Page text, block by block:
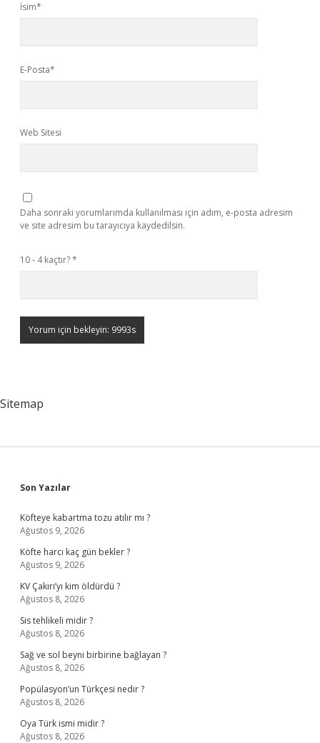
İsim*
E-Posta*
Web Sitesi
Daha sonraki yorumlarımda kullanılması için adım, e-posta adresim
ve site adresim bu tarayıcıya kaydedilsin.
10 - 4 kaçtır?*
Sitemap
Sidebar
Son Yazılar
Köfteye kabartma tozu atılır mı ?
Ağustos 9, 2026
Köfte harcı kaç gün bekler ?
Ağustos 9, 2026
KV Çakırı’yı kim öldürdü ?
Ağustos 8, 2026
Sis tehlikeli midir ?
Ağustos 8, 2026
Sağ ve sol beyni birbirine bağlayan ?
Ağustos 8, 2026
Popülasyon’un Türkçesi nedir ?
Ağustos 8, 2026
Oya Türk ismi midir ?
Ağustos 8, 2026